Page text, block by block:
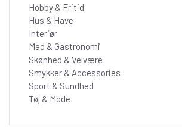
Hobby & Fritid
Hus & Have
Interiør
Mad & Gastronomi
Skønhed & Velvære
Smykker & Accessories
Sport & Sundhed
Tøj & Mode